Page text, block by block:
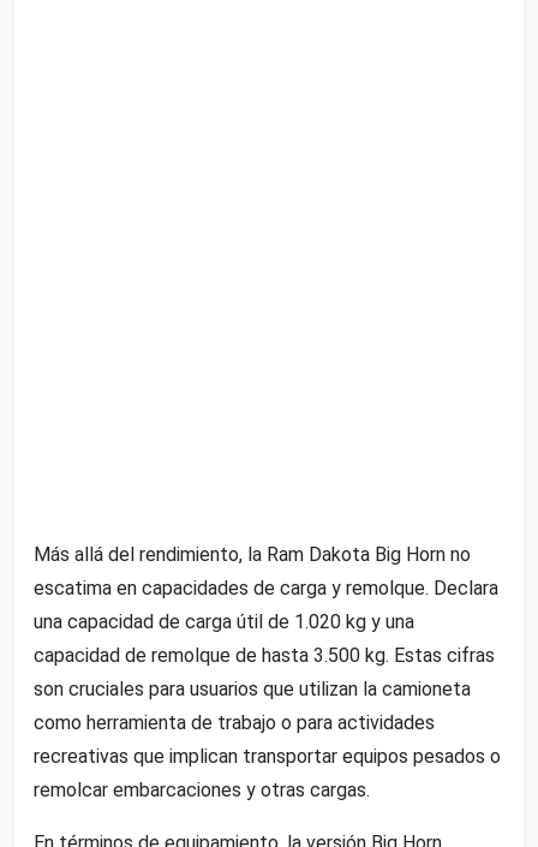
Más allá del rendimiento, la Ram Dakota Big Horn no
escatima en capacidades de carga y remolque. Declara
una capacidad de carga útil de 1.020 kg y una
capacidad de remolque de hasta 3.500 kg. Estas cifras
son cruciales para usuarios que utilizan la camioneta
como herramienta de trabajo o para actividades
recreativas que implican transportar equipos pesados o
remolcar embarcaciones y otras cargas.